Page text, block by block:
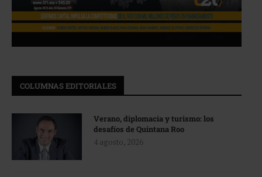
COLUMNAS EDITORIALES
Verano, diplomacia y turismo: los
desafíos de Quintana Roo
4 agosto, 2026